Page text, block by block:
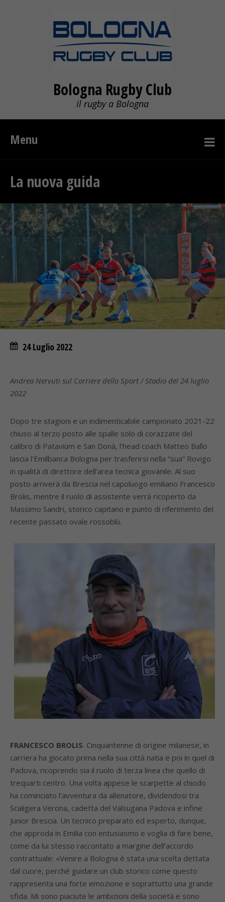
Bologna Rugby Club
il rugby a Bologna
Menu
La nuova guida
24 Luglio 2022
Andrea Nervuti sul Corriere dello Sport / Stadio del 24 luglio
2022
Dopo tre stagioni e un indimenticabile campionato 2021-22
chiuso al terzo posto alle spalle solo di corazzate del
calibro di Patavium e San Donà, l’head coach Matteo Ballo
lascia l’Emilbanca Bologna per trasferirsi nella “sua” Rovigo
in qualità di direttore dell’area tecnica giovanile. Al suo
posto arriverà da Brescia nel capoluogo emiliano Francesco
Brolis, mentre il ruolo di assistente verrà ricoperto da
Massimo Sandri, storico capitano e punto di riferimento del
recente passato ovale rossoblù.
FRANCESCO BROLIS. Cinquantenne di origine milanese, in
carriera ha giocato prima nella sua città natia e poi in quel di
Padova, ricoprendo sia il ruolo di terza linea che quello di
trequarti centro. Una volta appese le scarpette al chiodo
ha cominciato l’avventura da allenatore, dividendosi tra
Scaligera Verona, cadetta del Valsugana Padova e infine
Junior Brescia. Un tecnico preparato ed esperto, dunque,
che approda in Emilia con entusiasmo e voglia di fare bene,
come da lui stesso raccontato a margine dell’accordo
contrattuale: «Venire a Bologna è stata una scelta dettata
dal cuore, perché guidare un club storico come questo
rappresenta una forte emozione e soprattutto una grande
sfida. Mi sono piaciute le ambizioni della società e sono